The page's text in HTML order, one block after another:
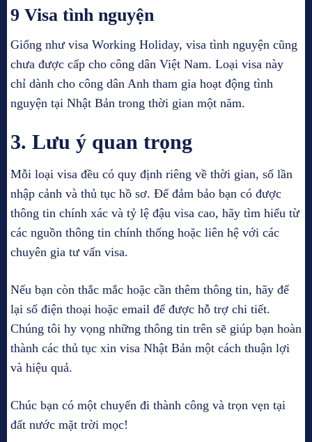
9 Visa tình nguyện
Giống như visa Working Holiday, visa tình nguyện cũng
chưa được cấp cho công dân Việt Nam. Loại visa này
chỉ dành cho công dân Anh tham gia hoạt động tình
nguyện tại Nhật Bản trong thời gian một năm.
3. Lưu ý quan trọng
Mỗi loại visa đều có quy định riêng về thời gian, số lần
nhập cảnh và thủ tục hồ sơ. Để đảm bảo bạn có được
thông tin chính xác và tỷ lệ đậu visa cao, hãy tìm hiểu từ
các nguồn thông tin chính thống hoặc liên hệ với các
chuyên gia tư vấn visa.
Nếu bạn còn thắc mắc hoặc cần thêm thông tin, hãy để
lại số điện thoại hoặc email để được hỗ trợ chi tiết.
Chúng tôi hy vọng những thông tin trên sẽ giúp bạn hoàn
thành các thủ tục xin visa Nhật Bản một cách thuận lợi
và hiệu quả.
Chúc bạn có một chuyến đi thành công và trọn vẹn tại
đất nước mặt trời mọc!